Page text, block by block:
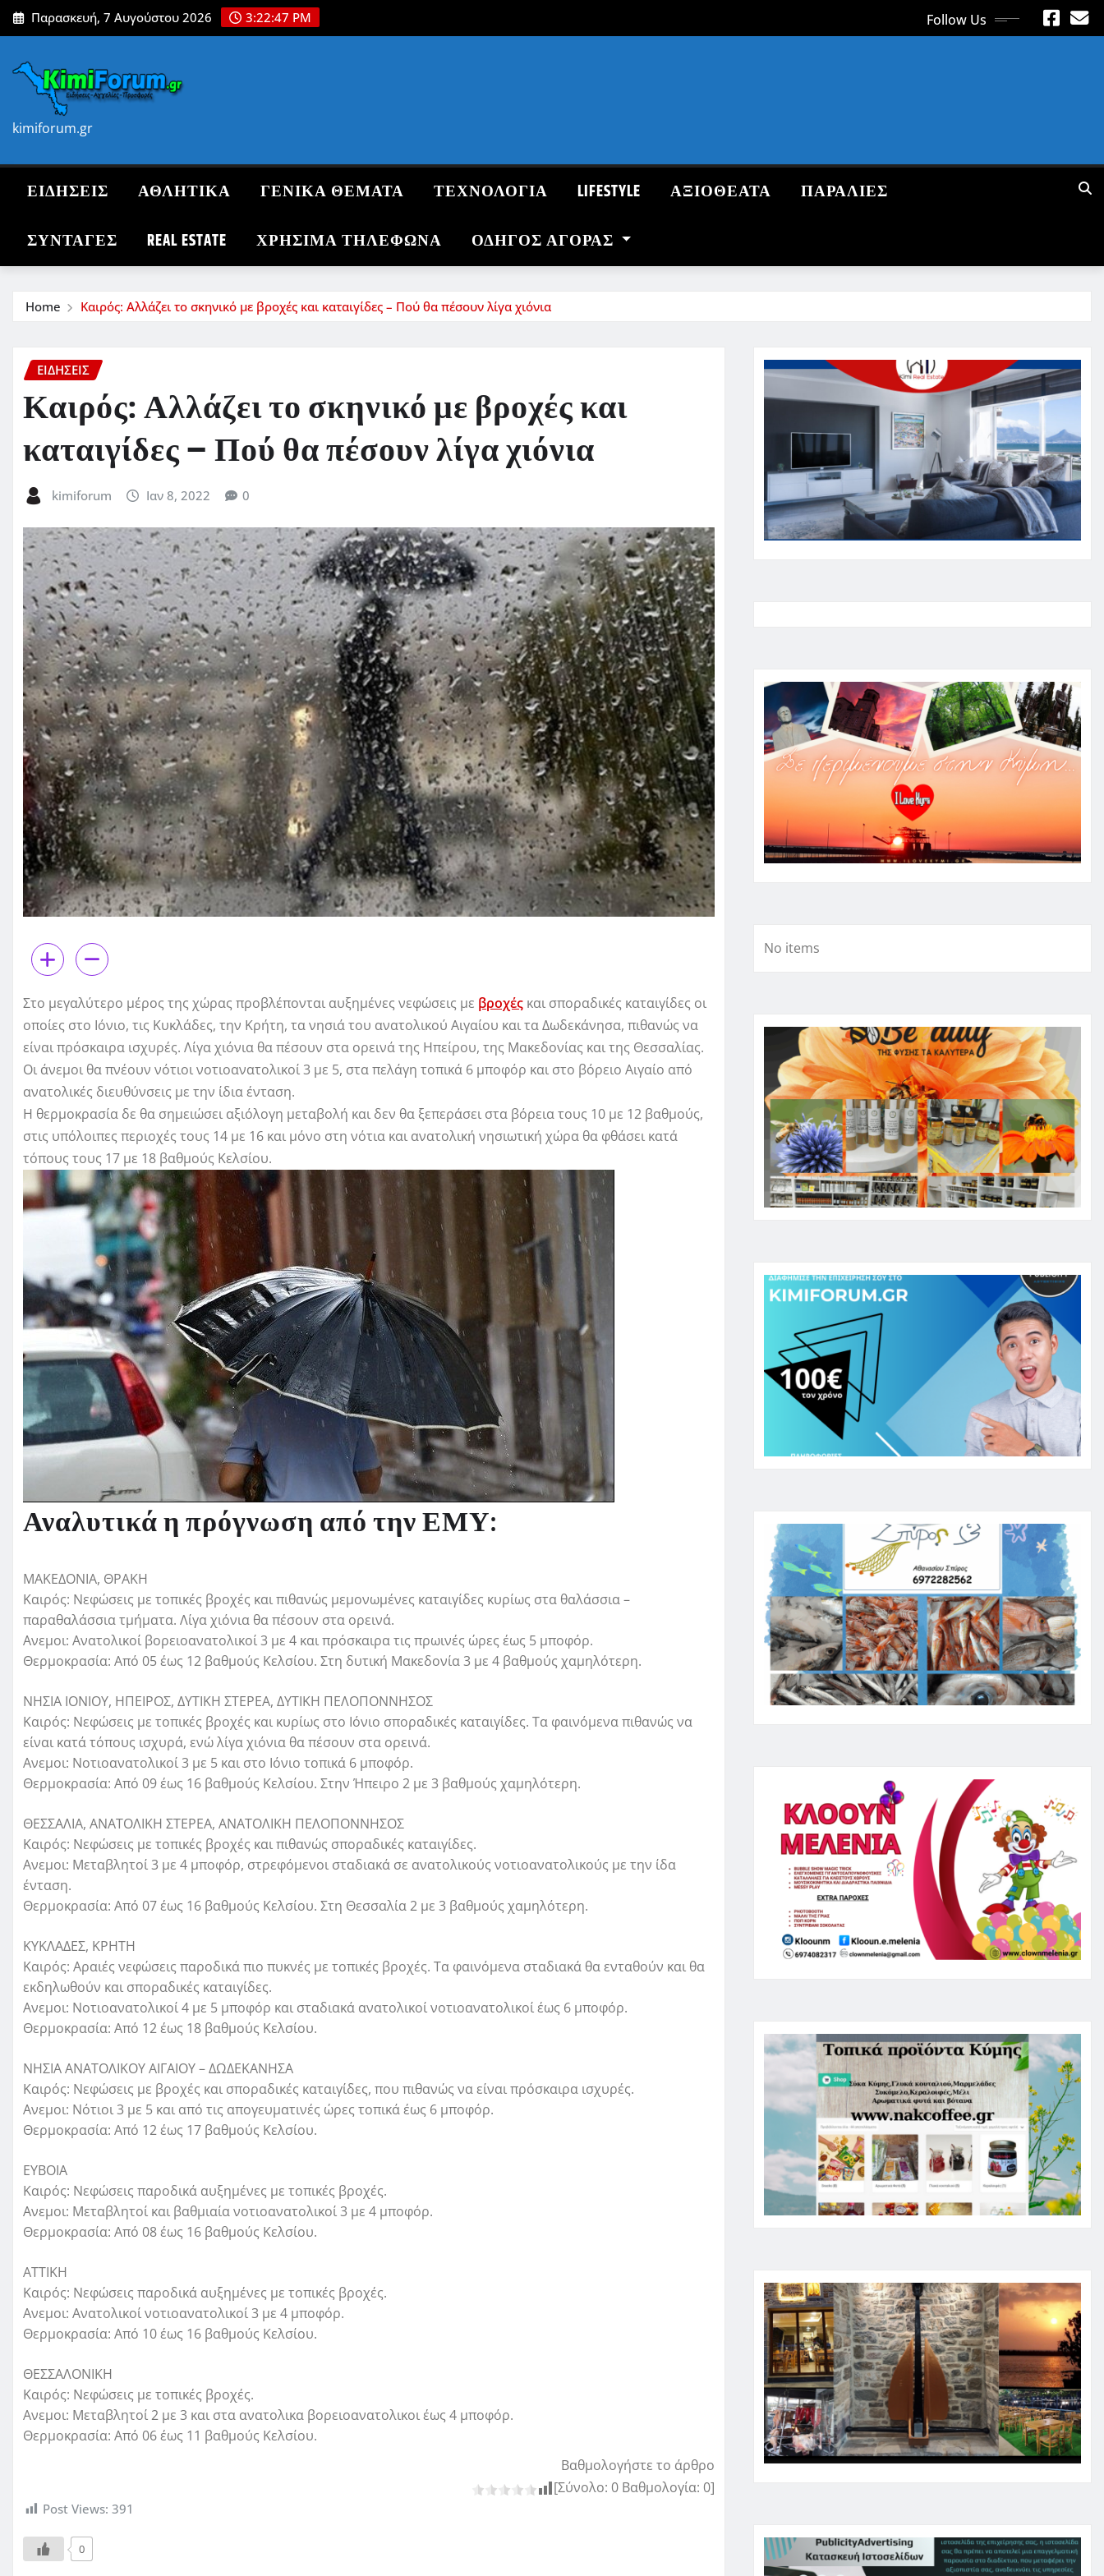
Skip
to
Παρασκευή, 7 Αυγούστου 2026 3:22:48 PM Follow Us
kimiforum.gr
ΕΙΔΗΣΕΙΣ ΑΘΛΗΤΙΚΑ ΓΕΝΙΚΑ ΘΕΜΑΤΑ ΤΕΧΝΟΛΟΓΙΑ LIFESTYLE ΑΞΙΟΘΕΑΤΑ ΠΑΡΑΛΙΕΣ
ΣΥΝΤΑΓΈΣ REAL ESTATE ΧΡΗΣΙΜΑ ΤΗΛΕΦΩΝΑ ΟΔΗΓΌΣ ΑΓΟΡΆΣ
Home Καιρός: Αλλάζει το σκηνικό με βροχές και καταιγίδες – Πού θα πέσουν λίγα χιόνια
ΕΙΔΗΣΕΙΣ
Καιρός: Αλλάζει το σκηνικό με βροχές και
καταιγίδες – Πού θα πέσουν λίγα χιόνια
kimiforum Ιαν 8, 2022 0
Στο μεγαλύτερο μέρος της χώρας προβλέπονται αυξημένες νεφώσεις με βροχές και σποραδικές καταιγίδες οι
οποίες στο Ιόνιο, τις Κυκλάδες, την Κρήτη, τα νησιά του ανατολικού Αιγαίου και τα Δωδεκάνησα, πιθανώς να
είναι πρόσκαιρα ισχυρές. Λίγα χιόνια θα πέσουν στα ορεινά της Ηπείρου, της Μακεδονίας και της Θεσσαλίας.
Οι άνεμοι θα πνέουν νότιοι νοτιοανατολικοί 3 με 5, στα πελάγη τοπικά 6 μποφόρ και στο βόρειο Αιγαίο από
ανατολικές διευθύνσεις με την ίδια ένταση.
Η θερμοκρασία δε θα σημειώσει αξιόλογη μεταβολή και δεν θα ξεπεράσει στα βόρεια τους 10 με 12 βαθμούς,
στις υπόλοιπες περιοχές τους 14 με 16 και μόνο στη νότια και ανατολική νησιωτική χώρα θα φθάσει κατά
τόπους τους 17 με 18 βαθμούς Κελσίου.
Αναλυτικά η πρόγνωση από την ΕΜΥ:
ΜΑΚΕΔΟΝΙΑ, ΘΡΑΚΗ
Καιρός: Νεφώσεις με τοπικές βροχές και πιθανώς μεμονωμένες καταιγίδες κυρίως στα θαλάσσια –
παραθαλάσσια τμήματα. Λίγα χιόνια θα πέσουν στα ορεινά.
Ανεμοι: Ανατολικοί βορειοανατολικοί 3 με 4 και πρόσκαιρα τις πρωινές ώρες έως 5 μποφόρ.
Θερμοκρασία: Από 05 έως 12 βαθμούς Κελσίου. Στη δυτική Μακεδονία 3 με 4 βαθμούς χαμηλότερη.
ΝΗΣΙΑ ΙΟΝΙΟΥ, ΗΠΕΙΡΟΣ, ΔΥΤΙΚΗ ΣΤΕΡΕΑ, ΔΥΤΙΚΗ ΠΕΛΟΠΟΝΝΗΣΟΣ
Καιρός: Νεφώσεις με τοπικές βροχές και κυρίως στο Ιόνιο σποραδικές καταιγίδες. Τα φαινόμενα πιθανώς να
είναι κατά τόπους ισχυρά, ενώ λίγα χιόνια θα πέσουν στα ορεινά.
Ανεμοι: Νοτιοανατολικοί 3 με 5 και στο Ιόνιο τοπικά 6 μποφόρ.
Θερμοκρασία: Από 09 έως 16 βαθμούς Κελσίου. Στην Ήπειρο 2 με 3 βαθμούς χαμηλότερη.
ΘΕΣΣΑΛΙΑ, ΑΝΑΤΟΛΙΚΗ ΣΤΕΡΕΑ, ΑΝΑΤΟΛΙΚΗ ΠΕΛΟΠΟΝΝΗΣΟΣ
Καιρός: Νεφώσεις με τοπικές βροχές και πιθανώς σποραδικές καταιγίδες.
Ανεμοι: Μεταβλητοί 3 με 4 μποφόρ, στρεφόμενοι σταδιακά σε ανατολικούς νοτιοανατολικούς με την ίδα
ένταση.
Θερμοκρασία: Από 07 έως 16 βαθμούς Κελσίου. Στη Θεσσαλία 2 με 3 βαθμούς χαμηλότερη.
ΚΥΚΛΑΔΕΣ, ΚΡΗΤΗ
Καιρός: Αραιές νεφώσεις παροδικά πιο πυκνές με τοπικές βροχές. Τα φαινόμενα σταδιακά θα ενταθούν και θα
εκδηλωθούν και σποραδικές καταιγίδες.
Ανεμοι: Νοτιοανατολικοί 4 με 5 μποφόρ και σταδιακά ανατολικοί νοτιοανατολικοί έως 6 μποφόρ.
Θερμοκρασία: Από 12 έως 18 βαθμούς Κελσίου.
ΝΗΣΙΑ ΑΝΑΤΟΛΙΚΟΥ ΑΙΓΑΙΟΥ – ΔΩΔΕΚΑΝΗΣΑ
Καιρός: Νεφώσεις με βροχές και σποραδικές καταιγίδες, που πιθανώς να είναι πρόσκαιρα ισχυρές.
Ανεμοι: Νότιοι 3 με 5 και από τις απογευματινές ώρες τοπικά έως 6 μποφόρ.
Θερμοκρασία: Από 12 έως 17 βαθμούς Κελσίου.
ΕΥΒΟΙΑ
Καιρός: Νεφώσεις παροδικά αυξημένες με τοπικές βροχές.
Ανεμοι: Μεταβλητοί και βαθμιαία νοτιοανατολικοί 3 με 4 μποφόρ.
Θερμοκρασία: Από 08 έως 16 βαθμούς Κελσίου.
ΑΤΤΙΚΗ
Καιρός: Νεφώσεις παροδικά αυξημένες με τοπικές βροχές.
Ανεμοι: Ανατολικοί νοτιοανατολικοί 3 με 4 μποφόρ.
Θερμοκρασία: Από 10 έως 16 βαθμούς Κελσίου.
ΘΕΣΣΑΛΟΝΙΚΗ
Καιρός: Νεφώσεις με τοπικές βροχές.
Ανεμοι: Μεταβλητοί 2 με 3 και στα ανατολικα βορειοανατολικοι έως 4 μποφόρ.
Θερμοκρασία: Από 06 έως 11 βαθμούς Κελσίου.
Βαθμολογήστε το άρθρο
[Σύνολο: 0 Βαθμολογία: 0]
Post Views: 391
0
No items